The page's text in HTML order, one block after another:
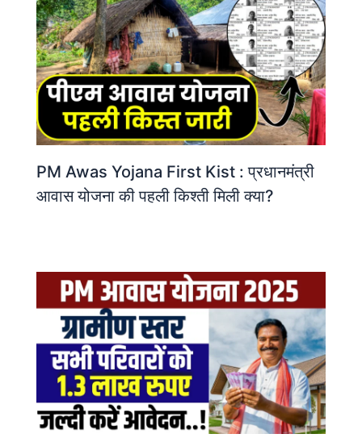
PM Awas Yojana First Kist : प्रधानमंत्री
आवास योजना की पहली किश्ती मिली क्या?